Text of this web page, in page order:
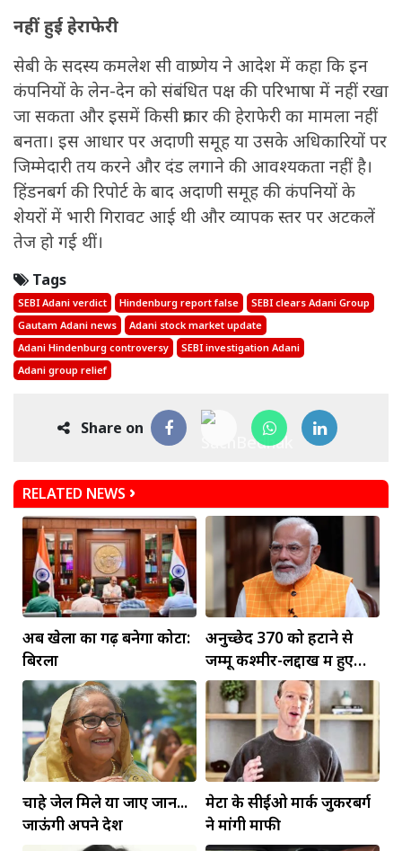
नहीं हुई हेराफेरी
सेबी के सदस्य कमलेश सी वाष्र्णेय ने आदेश में कहा कि इन
कंपनियों के लेन-देन को संबंधित पक्ष की परिभाषा में नहीं रखा
जा सकता और इसमें किसी प्रकार की हेराफेरी का मामला नहीं
बनता। इस आधार पर अदाणी समूह या उसके अधिकारियों पर
जिम्मेदारी तय करने और दंड लगाने की आवश्यकता नहीं है।
हिंडनबर्ग की रिपोर्ट के बाद अदाणी समूह की कंपनियों के
शेयरों में भारी गिरावट आई थी और व्यापक स्तर पर अटकलें
तेज हो गई थीं।
Tags
SEBI Adani verdict Hindenburg report false
SEBI clears Adani Group
Gautam Adani news
Adani stock market update
Adani Hindenburg controversy
SEBI investigation Adani
Adani group relief
Share on
RELATED NEWS
अब खेलों का गढ़ बनेगा कोटा:
बिरला
अनुच्छेद 370 को हटाने से
जम्मू कश्मीर-लद्दाख में हुए
व्यापक बदलाव: PM मोदी
चाहे जेल मिले या जाए जान...
जाऊंगी अपने देश
मेटा के सीईओ मार्क जुकरबर्ग
ने मांगी माफी